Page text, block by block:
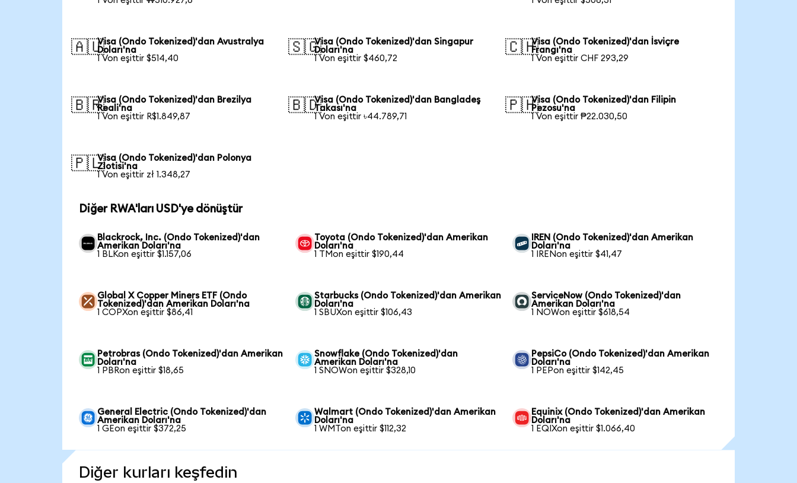
🇦🇺Visa (Ondo Tokenized)'dan Avustralya
Doları'na
1 Von eşittir $514,40
🇸🇬Visa (Ondo Tokenized)'dan Singapur
Doları'na
1 Von eşittir $460,72
🇨🇭Visa (Ondo Tokenized)'dan İsviçre
Frangı'na
1 Von eşittir CHF 293,29
🇧🇷Visa (Ondo Tokenized)'dan Brezilya
Reali'na
1 Von eşittir R$1.849,87
🇧🇩Visa (Ondo Tokenized)'dan Bangladeş
Takası'na
1 Von eşittir ৳44.789,71
🇵🇭Visa (Ondo Tokenized)'dan Filipin
Pezosu'na
1 Von eşittir ₱22.030,50
🇵🇱Visa (Ondo Tokenized)'dan Polonya
Zlotisi'na
1 Von eşittir zł 1.348,27
Diğer RWA'ları USD'ye dönüştür
Blackrock, Inc. (Ondo Tokenized)'dan
Amerikan Doları'na
1 BLKon eşittir $1.157,06
Toyota (Ondo Tokenized)'dan Amerikan
Doları'na
1 TMon eşittir $190,44
IREN (Ondo Tokenized)'dan Amerikan
Doları'na
1 IRENon eşittir $41,47
Global X Copper Miners ETF (Ondo
Tokenized)'dan Amerikan Doları'na
1 COPXon eşittir $86,41
Starbucks (Ondo Tokenized)'dan Amerikan
Doları'na
1 SBUXon eşittir $106,43
ServiceNow (Ondo Tokenized)'dan
Amerikan Doları'na
1 NOWon eşittir $618,54
Petrobras (Ondo Tokenized)'dan Amerikan
Doları'na
1 PBRon eşittir $18,65
Snowflake (Ondo Tokenized)'dan
Amerikan Doları'na
1 SNOWon eşittir $328,10
PepsiCo (Ondo Tokenized)'dan Amerikan
Doları'na
1 PEPon eşittir $142,45
General Electric (Ondo Tokenized)'dan
Amerikan Doları'na
1 GEon eşittir $372,25
Walmart (Ondo Tokenized)'dan Amerikan
Doları'na
1 WMTon eşittir $112,32
Equinix (Ondo Tokenized)'dan Amerikan
Doları'na
1 EQIXon eşittir $1.066,40
Diğer kurları keşfedin